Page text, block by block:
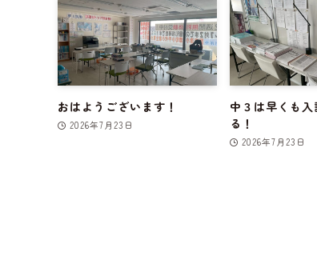
おはようございます！
2026年7月23日
中３は早くも
る！
2026年7月23日